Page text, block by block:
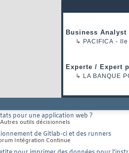
Business Analyst
↳ PACIFICA - Ile
Experte / Expert
↳ LA BANQUE
pour une application web ?
outils décisionnels
de Gitlab-ci et des runners
Intégration Continue